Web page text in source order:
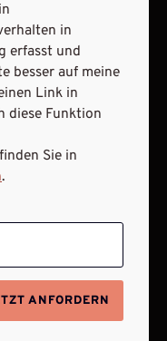
JETZT ANMELDEN
in
erfasst und
besser auf meine
Link in
diese Funktion
Sie in
.
ANFORDERN